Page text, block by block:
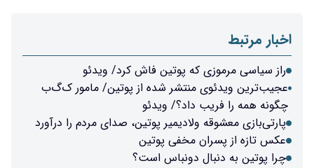
اخبار مرتبط
راز سیاسی مرموزی که پوتین فاش کرد/ ویدئو
عجیب‌ترین ویدئوی منتشر شده از پوتین/ مامور ک‌گ‌ب
چگونه همه را فریب داد؟/ ویدئو
پارتی‌بازی معشوقه ولادیمیر پوتین، صدای مردم را درآورد
عکس تازه از پسران مخفی پوتین
چرا پوتین به دنبال دونباس است؟